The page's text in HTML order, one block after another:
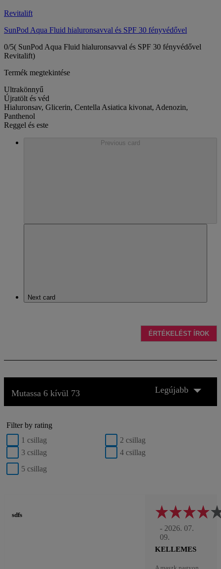
Revitalift
SunPod Aqua Fluid hialuronsavval és SPF 30 fényvédővel
0/5( SunPod Aqua Fluid hialuronsavval és SPF 30 fényvédővel
Revitalift)
Termék megtekintése
Ultrakönnyű
Újratölt és véd
Hialuronsav, Glicerin, Centella Asiatica kivonat, Adenozin,
Panthenol
Reggel és este
Previous card
Next card
ÉRTÉKELÉST ÍROK
Mutassa 6 kívül 73 Legújabb
Filter by rating
1 csillag
2 csillag
3 csillag
4 csillag
5 csillag
sdfs
- 2026. 07.
09.
KELLEMES